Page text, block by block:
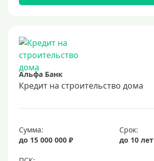
Альфа Банк
Кредит на строительство дома
Сумма:
до 15 000 000 ₽
Срок:
до 10 лет